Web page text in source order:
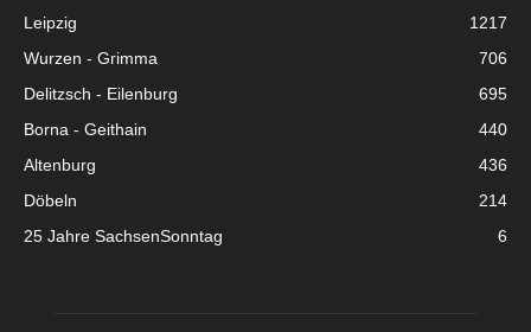
Leipzig
1217
Wurzen - Grimma
706
Delitzsch - Eilenburg
695
Borna - Geithain
440
Altenburg
436
Döbeln
214
25 Jahre SachsenSonntag
6